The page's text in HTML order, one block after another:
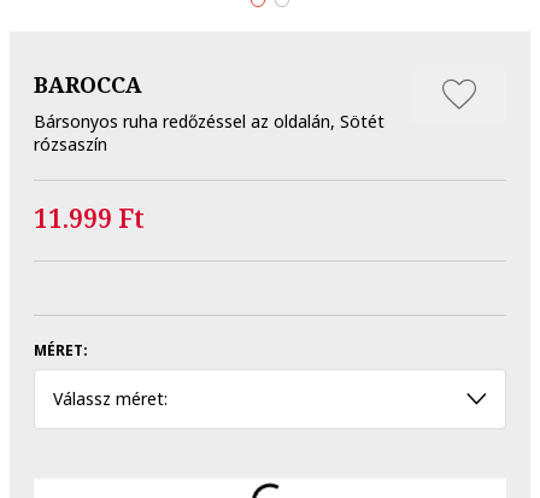
BAROCCA
Bársonyos ruha redőzéssel az oldalán, Sötét
rózsaszín
11.999 Ft
MÉRET:
Válassz méret: